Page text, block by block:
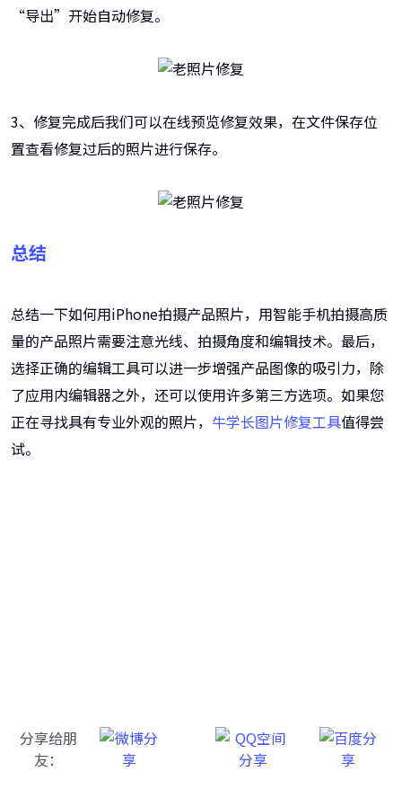
“导出”开始自动修复。
3、修复完成后我们可以在线预览修复效果，在文件保存位
置查看修复过后的照片进行保存。
总结
总结一下如何用iPhone拍摄产品照片，用智能手机拍摄高质
量的产品照片需要注意光线、拍摄角度和编辑技术。最后，
选择正确的编辑工具可以进一步增强产品图像的吸引力，除
了应用内编辑器之外，还可以使用许多第三方选项。如果您
正在寻找具有专业外观的照片， 牛学长图片修复工具值得尝
试。
分享给朋
友：